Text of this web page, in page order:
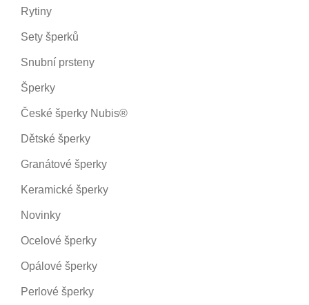
Rytiny
Sety šperků
Snubní prsteny
Šperky
České šperky Nubis®
Dětské šperky
Granátové šperky
Keramické šperky
Novinky
Ocelové šperky
Opálové šperky
Perlové šperky